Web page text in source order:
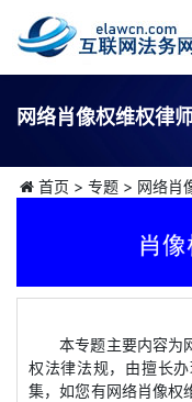
网络肖像权维权律
首页 > 专题> 网络肖
本专题主要内容为网
权法律法规，由擅长
集，如您有网络肖像权